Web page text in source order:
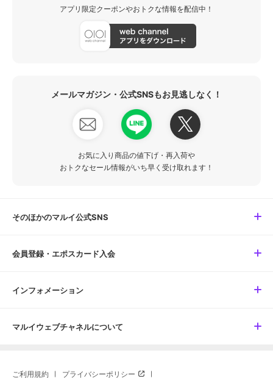
アプリ限定クーポンやおトクな情報を配信中！
メールマガジン・公式SNSもお見逃しなく！
お気に入り商品の値下げ・再入荷や
おトクなセール情報がいち早く受け取れます！
そのほかのマルイ公式SNS
会員登録・エポスカード入会
インフォメーション
マルイウェブチャネルについて
ご利用規約 プライバシーポリシー